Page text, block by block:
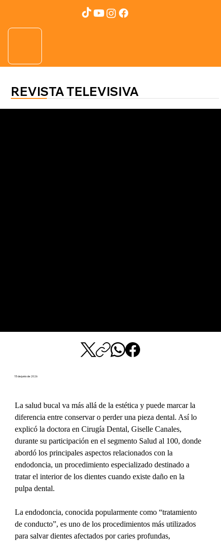
REVISTA TELEVISIVA
15 de junio de 2026
La salud bucal va más allá de la estética y puede marcar la
diferencia entre conservar o perder una pieza dental. Así lo
explicó la doctora en Cirugía Dental, Giselle Canales,
durante su participación en el segmento Salud al 100, donde
abordó los principales aspectos relacionados con la
endodoncia, un procedimiento especializado destinado a
tratar el interior de los dientes cuando existe daño en la
pulpa dental.
La endodoncia, conocida popularmente como “tratamiento
de conducto”, es uno de los procedimientos más utilizados
para salvar dientes afectados por caries profundas,